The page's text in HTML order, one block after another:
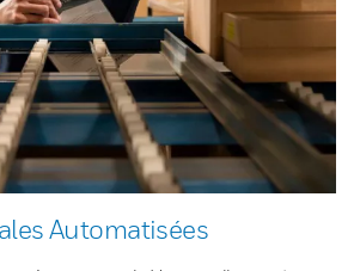
Automatisées